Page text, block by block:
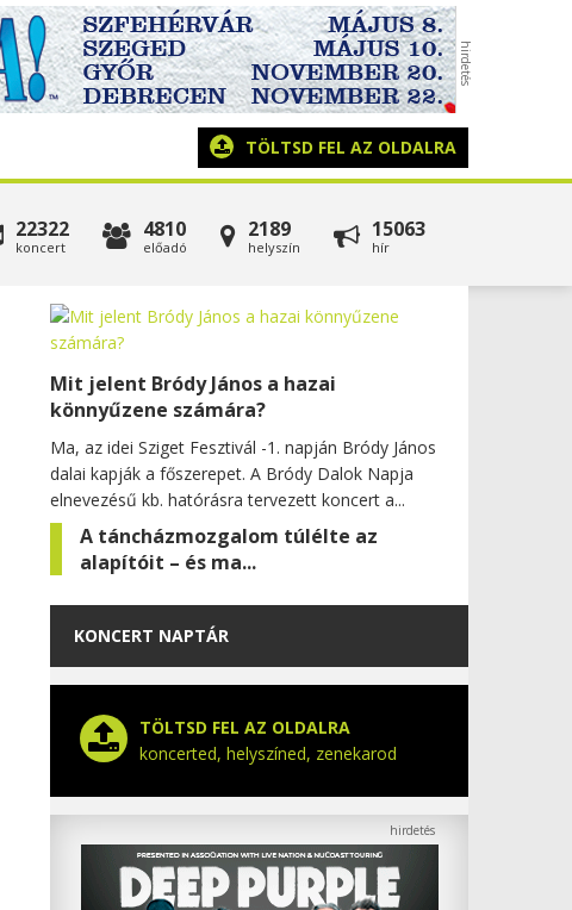
TÖLTSD FEL AZ OLDALRA
22322
koncert
4810
előadó
2189
helyszín
15063
hír
Mit jelent Bródy János a hazai
könnyűzene számára?
Ma, az idei Sziget Fesztivál -1. napján Bródy János
dalai kapják a főszerepet. A Bródy Dalok Napja
elnevezésű kb. hatórásra tervezett koncert a...
A táncházmozgalom túlélte az
alapítóit – és ma...
KONCERT NAPTÁR
TÖLTSD FEL AZ OLDALRA
koncerted, helyszíned, zenekarod